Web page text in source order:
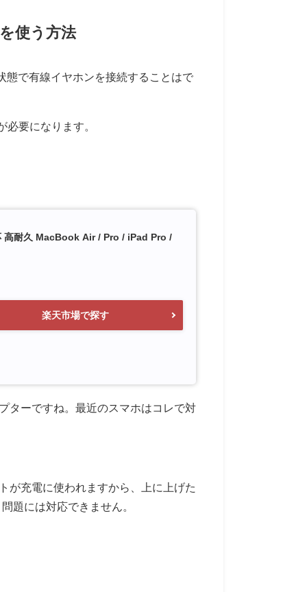
使う方法
態で有線イヤホンを接続することはで
要になります。
高耐久 MacBook Air / Pro / iPad Pro /
楽天市場で探す
ターですね。最近のスマホはコレで対
が充電に使われますから、上に上げた
題には対応できません。